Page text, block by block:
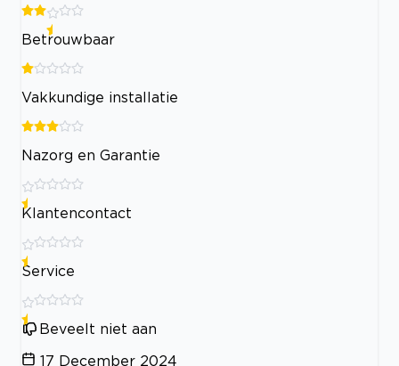
Betrouwbaar
Vakkundige installatie
Nazorg en Garantie
Klantencontact
Service
Beveelt niet aan
17 December 2024